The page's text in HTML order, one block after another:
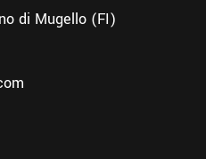
di Mugello (FI)